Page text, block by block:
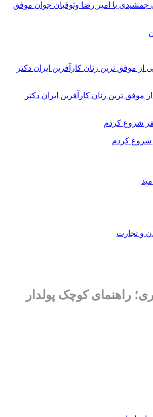
با امیر رضا وثوقیان جوان موفق
موفق ترین زنان کارآفرین ایران دکتر
شروع کردم
راهنمای کوچک پولدار